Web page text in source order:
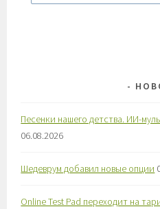
Песенки нашего детства. ИИ-
06.08.2026
Шедеврум добавил новые опции
Online Test Pad переходит на